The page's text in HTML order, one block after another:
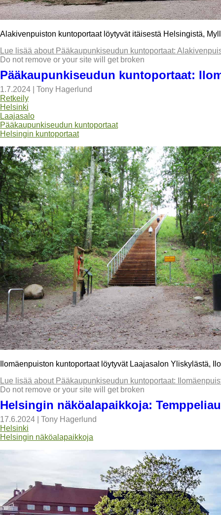
Alakivenpuiston kuntoportaat löytyvät itäisestä Helsingistä,
Lue lisää about Pääkaupunkiseudun kuntoportaat:
Do not remove or your site will get broken
Pääkaupunkiseudun kuntoportaat:
1.7.2024
Tony Hagerlund
Retkeily
Helsinki
Laajasalo
Pääkaupunkiseudun kuntoportaat
Helsingin kuntoportaat
Ilomäenpuiston kuntoportaat löytyvät Laajasalon Yliskylästä,
Lue lisää about Pääkaupunkiseudun kuntoportaat:
Do not remove or your site will get broken
Helsingin näköalapaikkoja:
17.6.2024
Tony Hagerlund
Helsinki
Helsingin näköalapaikkoja